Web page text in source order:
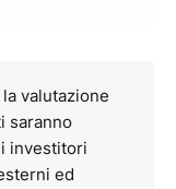
valutazione
saranno
investitori
ed